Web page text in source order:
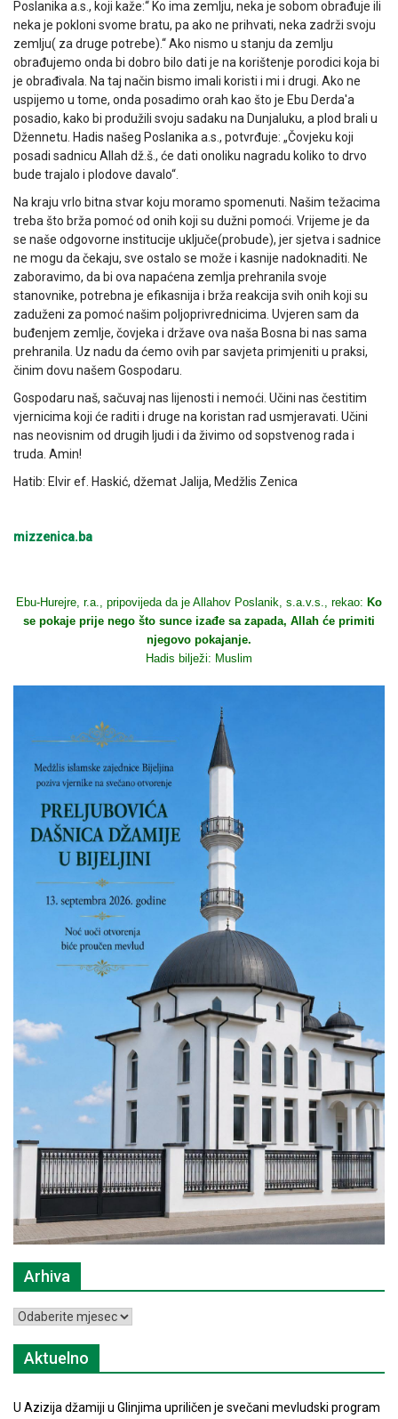
Poslanika a.s., koji kaže:“ Ko ima zemlju, neka je sobom obrađuje ili
neka je pokloni svome bratu, pa ako ne prihvati, neka zadrži svoju
zemlju( za druge potrebe).“ Ako nismo u stanju da zemlju
obrađujemo onda bi dobro bilo dati je na korištenje porodici koja bi
je obrađivala. Na taj način bismo imali koristi i mi i drugi. Ako ne
uspijemo u tome, onda posadimo orah kao što je Ebu Derda'a
posadio, kako bi produžili svoju sadaku na Dunjaluku, a plod brali u
Džennetu. Hadis našeg Poslanika a.s., potvrđuje: „Čovjeku koji
posadi sadnicu Allah dž.š., će dati onoliku nagradu koliko to drvo
bude trajalo i plodove davalo“.
Na kraju vrlo bitna stvar koju moramo spomenuti. Našim težacima
treba što brža pomoć od onih koji su dužni pomoći. Vrijeme je da
se naše odgovorne institucije uključe(probude), jer sjetva i sadnice
ne mogu da čekaju, sve ostalo se može i kasnije nadoknaditi. Ne
zaboravimo, da bi ova napaćena zemlja prehranila svoje
stanovnike, potrebna je efikasnija i brža reakcija svih onih koji su
zaduženi za pomoć našim poljoprivrednicima. Uvjeren sam da
buđenjem zemlje, čovjeka i države ova naša Bosna bi nas sama
prehranila. Uz nadu da ćemo ovih par savjeta primjeniti u praksi,
činim dovu našem Gospodaru.
Gospodaru naš, sačuvaj nas lijenosti i nemoći. Učini nas čestitim
vjernicima koji će raditi i druge na koristan rad usmjeravati. Učini
nas neovisnim od drugih ljudi i da živimo od sopstvenog rada i
truda. Amin!
Hatib: Elvir ef. Haskić, džemat Jalija, Medžlis Zenica
mizzenica.ba
Ebu-Hurejre, r.a., pripovijeda da je Allahov Poslanik, s.a.v.s., rekao: Ko
se pokaje prije nego što sunce izađe sa zapada, Allah će primiti
njegovo pokajanje.
Hadis bilježi: Muslim
Arhiva
Arhiva
Aktuelno
U Azizija džamiji u Glinjima upriličen je svečani mevludski program